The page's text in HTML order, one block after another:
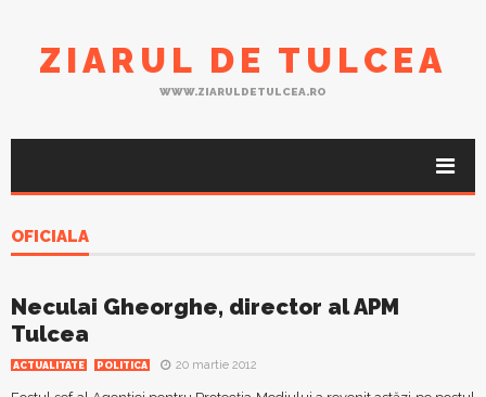
ZIARUL DE TULCEA
WWW.ZIARULDETULCEA.RO
OFICIALA
Neculai Gheorghe, director al APM
Tulcea
ACTUALITATE POLITICA 20 martie 2012